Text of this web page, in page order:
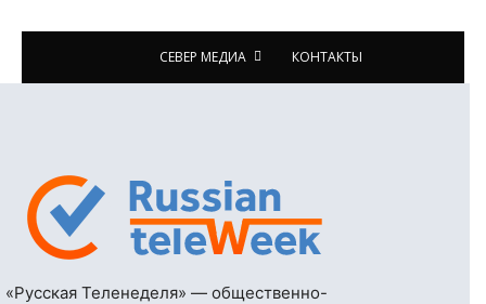
СЕВЕР МЕДИА КОНТАКТЫ
«Русская Теленеделя» — общественно-